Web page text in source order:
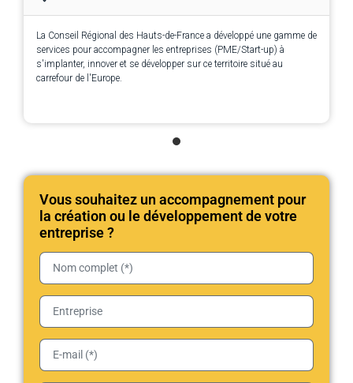
La Conseil Régional des Hauts-de-France a développé une gamme de
services pour accompagner les entreprises (PME/Start-up) à
s'implanter, innover et se développer sur ce territoire situé au
carrefour de l'Europe.
Vous souhaitez un accompagnement pour
la création ou le développement de votre
entreprise ?